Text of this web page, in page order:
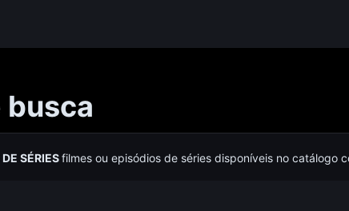
busca
SÉRIESfilmes ou episódios de séries disponíveis no catálogo